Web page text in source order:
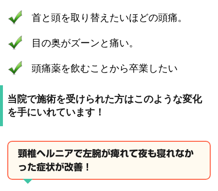
首と頭を取り替えたいほどの頭痛。
目の奥がズーンと痛い。
頭痛薬を飲むことから卒業したい
当院で施術を受けられた方はこのような変化
を手にいれています！
頸椎ヘルニアで左腕が痺れて夜も寝れなか
った症状が改善！